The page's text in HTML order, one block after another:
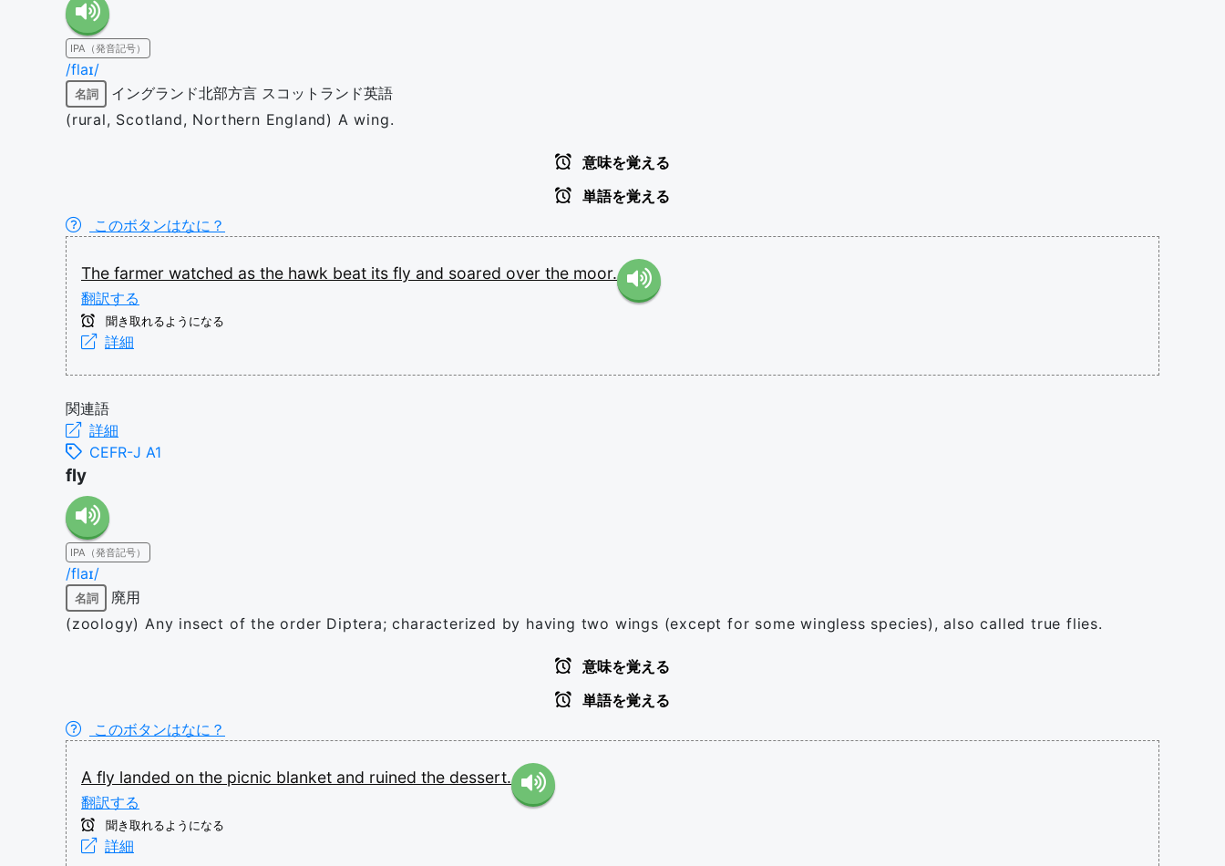
IPA（発音記号）
/flaɪ/
名詞 イングランド北部方言 スコットランド英語
(rural, Scotland, Northern England) A wing.
意味を覚える
単語を覚える
このボタンはなに？
The farmer watched as the hawk beat its fly and soared over the moor.
翻訳する
聞き取れるようになる
詳細
関連語
詳細
CEFR-J A1
fly
IPA（発音記号）
/flaɪ/
名詞
廃用
(zoology) Any insect of the order Diptera; characterized by having two wings (except for some wingless species), also called true flies.
意味を覚える
単語を覚える
このボタンはなに？
A fly landed on the picnic blanket and ruined the dessert.
翻訳する
聞き取れるようになる
詳細